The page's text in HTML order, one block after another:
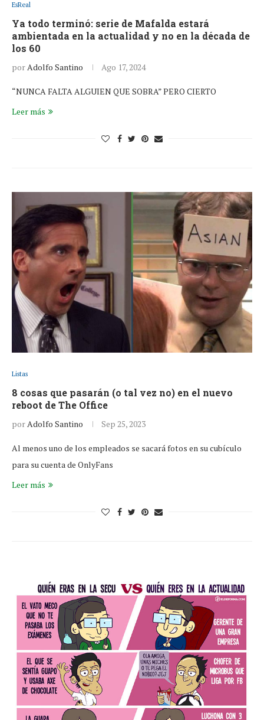
EsReal
Ya todo terminó: serie de Mafalda estará
ambientada en la actualidad y no en la década de
los 60
porAdolfo Santino Ago 17, 2024
“NUNCA FALTA ALGUIEN QUE SOBRA” PERO CIERTO
Leer más
Listas
8 cosas que pasarán (o tal vez no) en el nuevo
reboot de The Office
porAdolfo Santino Sep 25, 2023
Al menos uno de los empleados se sacará fotos en su cubículo
para su cuenta de OnlyFans
Leer más